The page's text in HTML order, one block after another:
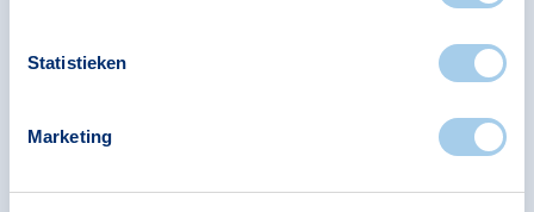
Statistieken
Marketing
Omliggende buurten in Den
Bekijk ook de andere buurten in de buurt.